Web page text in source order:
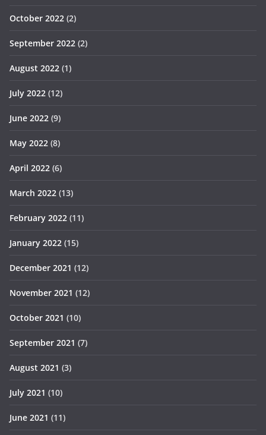
October 2022 (2)
September 2022 (2)
August 2022 (1)
July 2022 (12)
June 2022 (9)
May 2022 (8)
April 2022 (6)
March 2022 (13)
February 2022 (11)
January 2022 (15)
December 2021 (12)
November 2021 (12)
October 2021 (10)
September 2021 (7)
August 2021 (3)
July 2021 (10)
June 2021 (11)